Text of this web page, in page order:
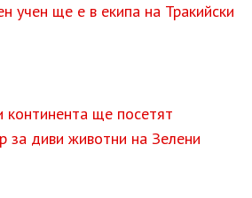
учен ще е в екипа на Тракийски
континента ще посетят
за диви животни на Зелени